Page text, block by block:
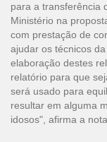
para a transferência
Ministério na
com prestação de
ajudar os técnicos
elaboração destes
relatório para que
será usado para
resultar em alguma
idosos", afirma a nota.